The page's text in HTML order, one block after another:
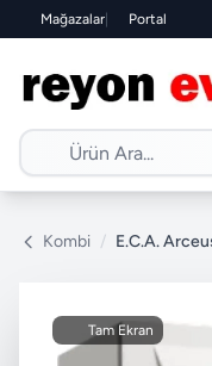
Mağazalar| Portal
Kombi /
Tam Ekran